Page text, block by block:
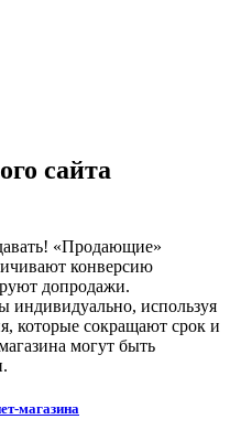
сайта
«Продающие»
конверсию
допродажи.
индивидуально, используя
которые сокращают срок и
могут быть
магазина